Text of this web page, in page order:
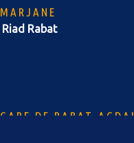
Rabat
DE RABAT-AGDAL